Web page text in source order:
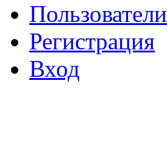
Пользователи
Регистрация
Вход